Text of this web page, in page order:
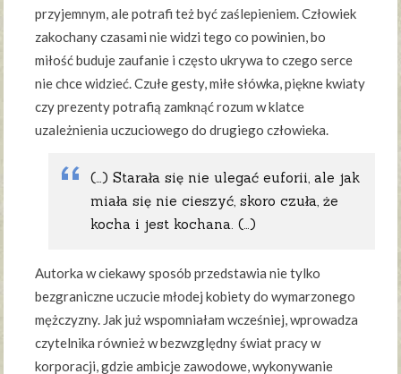
przyjemnym, ale potrafi też być zaślepieniem. Człowiek
zakochany czasami nie widzi tego co powinien, bo
miłość buduje zaufanie i często ukrywa to czego serce
nie chce widzieć. Czułe gesty, miłe słówka, piękne kwiaty
czy prezenty potrafią zamknąć rozum w klatce
uzależnienia uczuciowego do drugiego człowieka.
(…) Starała się nie ulegać euforii, ale jak
miała się nie cieszyć, skoro czuła, że
kocha i jest kochana. (…)
Autorka w ciekawy sposób przedstawia nie tylko
bezgraniczne uczucie młodej kobiety do wymarzonego
mężczyzny. Jak już wspomniałam wcześniej, wprowadza
czytelnika również w bezwzględny świat pracy w
korporacji, gdzie ambicje zawodowe, wykonywanie